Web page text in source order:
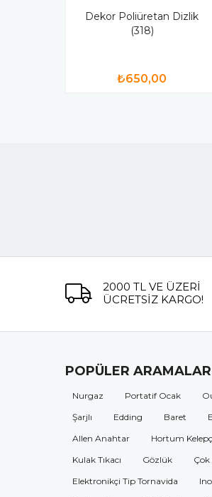
Dekor Poliüretan Dizlik
(318)
₺650,00
2000 TL VE ÜZERİ
ÜCRETSİZ KARGO!
POPÜLER ARAMALAR
Nurgaz Portatif Ocak
Şarjlı
Edding Baret
Allen Anahtar
Hortum
Kulak Tıkacı
Gözlük Çok
Elektronikçi Tip Tornavida